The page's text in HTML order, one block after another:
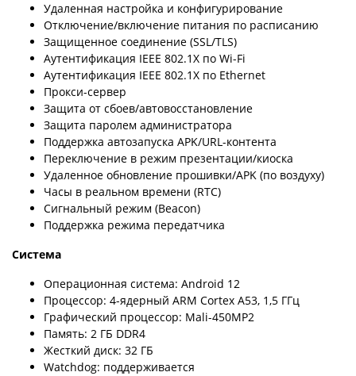
Удаленная настройка и конфигурирование
Отключение/включение питания по расписанию
Защищенное соединение (SSL/TLS)
Аутентификация IEEE 802.1X по Wi-Fi
Аутентификация IEEE 802.1X по Ethernet
Прокси-сервер
Защита от сбоев/автовосстановление
Защита паролем администратора
Поддержка автозапуска APK/URL-контента
Переключение в режим презентации/киоска
Удаленное обновление прошивки/APK (по воздуху)
Часы в реальном времени (RTC)
Сигнальный режим (Beacon)
Поддержка режима передатчика
Система
Операционная система: Android 12
Процессор: 4-ядерный ARM Cortex A53, 1,5 ГГц
Графический процессор: Mali-450MP2
Память: 2 ГБ DDR4
Жесткий диск: 32 ГБ
Watchdog: поддерживается